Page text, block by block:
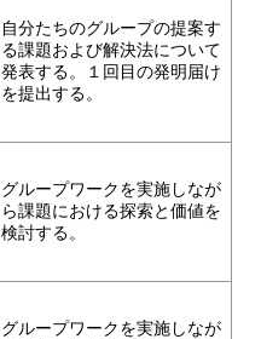
自分たちのグループの提案す
る課題および解決法について
発表する。１回目の発明届け
を提出する。
グループワークを実施しなが
ら課題における探索と価値を
検討する。
グループワークを実施しなが